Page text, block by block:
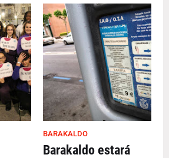
BARAKALDO
Barakaldo estará